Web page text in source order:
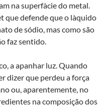
na superfà­cie do metal.
que defende que o là­quido
de sódio, mas como são
faz sentido.
a apanhar luz. Quando
dizer que perdeu a força
ou, aparentemente, no
na composição dos